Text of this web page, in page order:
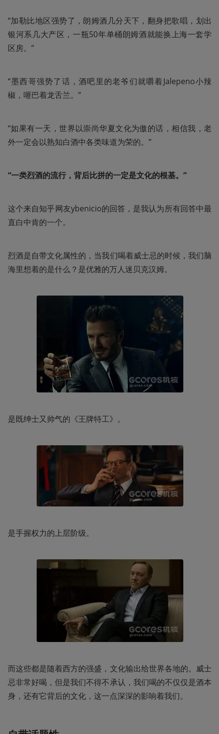
“加勒比地区强势了，朗姆酒几分天下，翻身把歌唱，划出
银河系几大产区，一瓶50年单桶朗姆酒就能换上海一套学
区房。”
“墨西哥强势了话，酒吧里的老爷们就嚼着Jalepeno小辣
椒，咂巴着龙舌兰。”
“如果有一天，世界以崇尚华夏文化为傲的话，相信我，老
外一定会以熟知白酒中各类味道为荣的。”
“一类烈酒的流行，背后比拼的一定是文化的根基。”
这个来自知乎网友ybenicio的回答，是我认为所有回答中最
直白中肯的一个。
烈酒是自带文化属性的，当我们喝着威士忌的时候，我们脑
海里想着的是什么？是优雅的万人迷贝克汉姆。
是既绅士又帅气的《王牌特工》。
是手握权力的上层阶级。
而这些都是随着西方的强盛，文化输出给世界各地的。威士
忌非常好喝，但是我们不得不承认，我们喝的不仅仅是酒本
身，还有它背后的文化，这一点深深的影响着我们。